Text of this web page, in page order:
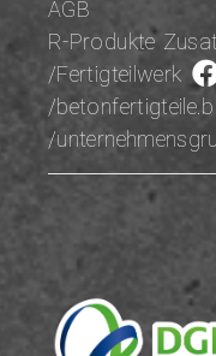
AGB
R-Produkte
/Fertigteilwerk
/
/